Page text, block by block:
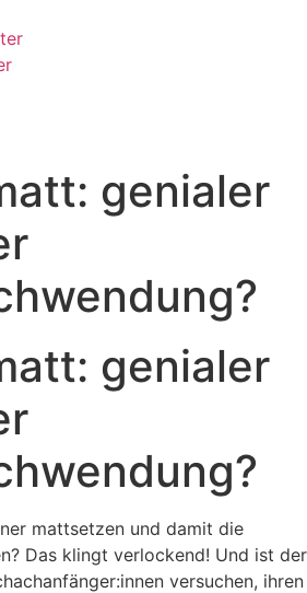
genialer
genialer
mattsetzen und damit die
Das klingt verlockend! Und ist der
versuchen, ihren